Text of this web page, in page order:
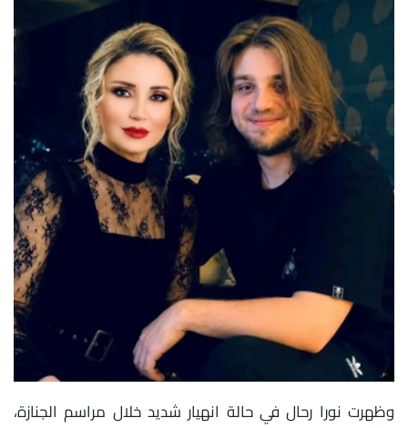
وظهرت نورا رحال في حالة انهيار شديد خلال مراسم الجنازة،